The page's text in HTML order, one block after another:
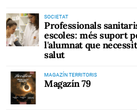
SOCIETAT
Professionals
escoles: més suport
l'alumnat que
salut
MAGAZÍN TERRITORIS
Magazín 79